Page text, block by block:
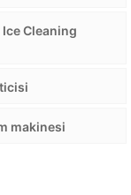
Cleaning
makinesi